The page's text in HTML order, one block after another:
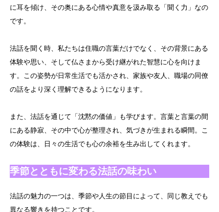
に耳を傾け、その奥にある心情や真意を汲み取る「聞く力」なの
です。
法話を聞く時、私たちは住職の言葉だけでなく、その背景にある
体験や思い、そして仏さまから受け継がれた智慧に心を向けま
す。この姿勢が日常生活でも活かされ、家族や友人、職場の同僚
の話をより深く理解できるようになります。
また、法話を通じて「沈黙の価値」も学びます。言葉と言葉の間
にある静寂、その中で心が整理され、気づきが生まれる瞬間。こ
の体験は、日々の生活でも心の余裕を生み出してくれます。
季節とともに変わる法話の味わい
法話の魅力の一つは、季節や人生の節目によって、同じ教えでも
異なる響きを持つことです。